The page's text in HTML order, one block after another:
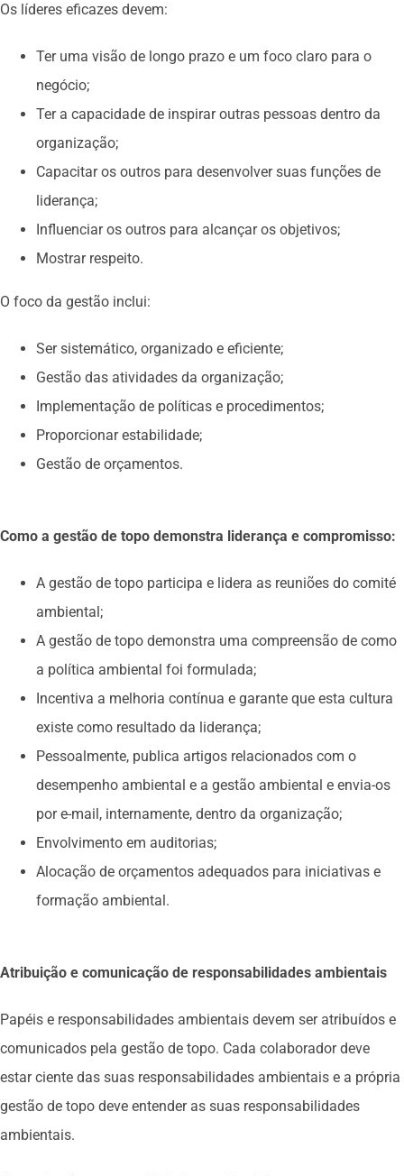
Os líderes eficazes devem:
Ter uma visão de longo prazo e um foco claro para o
negócio;
Ter a capacidade de inspirar outras pessoas dentro da
organização;
Capacitar os outros para desenvolver suas funções de
liderança;
Influenciar os outros para alcançar os objetivos;
Mostrar respeito.
O foco da gestão inclui:
Ser sistemático, organizado e eficiente;
Gestão das atividades da organização;
Implementação de políticas e procedimentos;
Proporcionar estabilidade;
Gestão de orçamentos.
Como a gestão de topo demonstra liderança e compromisso:
A gestão de topo participa e lidera as reuniões do comité
ambiental;
A gestão de topo demonstra uma compreensão de como
a política ambiental foi formulada;
Incentiva a melhoria contínua e garante que esta cultura
existe como resultado da liderança;
Pessoalmente, publica artigos relacionados com o
desempenho ambiental e a gestão ambiental e envia-os
por e-mail, internamente, dentro da organização;
Envolvimento em auditorias;
Alocação de orçamentos adequados para iniciativas e
formação ambiental.
Atribuição e comunicação de responsabilidades ambientais
Papéis e responsabilidades ambientais devem ser atribuídos e
comunicados pela gestão de topo. Cada colaborador deve
estar ciente das suas responsabilidades ambientais e a própria
gestão de topo deve entender as suas responsabilidades
ambientais.